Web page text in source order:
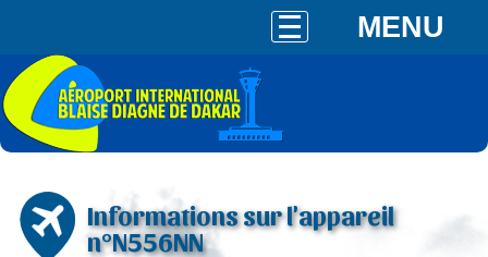
MENU
Informations sur l'appareil
n°N556NN